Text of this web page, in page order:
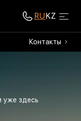
RUKZ
Контакты
уже здесь